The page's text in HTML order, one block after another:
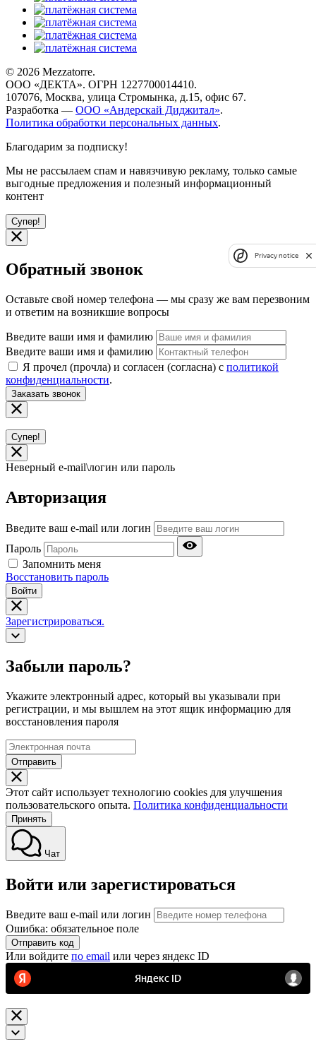
© 2026 Mezzatorre.
ООО «ДЕКТА». ОГРН 1227700014410.
107076, Москва, улица Стромынка, д.15, офис 67.
Разработка — ООО «Андерскай Диджитал».
Политика обработки персональных данных.
Благодарим за подписку!
Мы не рассылаем спам и навязчивую рекламу, только самые
выгодные предложения и полезный информационный
контент
Супер!
Обратный звонок
Оставьте свой номер телефона — мы сразу же вам перезвоним
и ответим на возникшие вопросы
Введите ваши имя и фамилию
Введите ваши имя и фамилию
Я прочел (прочла) и согласен (согласна) с политикой
конфиденциальности.
Заказать звонок
Супер!
Неверный e-mail\логин или пароль
Авторизация
Введите ваш e-mail или логин
Пароль
Запомнить меня
Восстановить пароль
Войти
Зарегистрироваться.
Забыли пароль?
Укажите электронный адрес, который вы указывали при
регистрации, и мы вышлем на этот ящик информацию для
восстановления пароля
Отправить
Этот сайт использует технологию cookies для улучшения
пользовательского опыта. Политика конфиденциальности
Принять
Чат
Войти или зарегистироваться
Введите ваш e-mail или логин
Ошибка: обязательное поле
Отправить код
Или войдите по email или через яндекс ID
Privacy notice